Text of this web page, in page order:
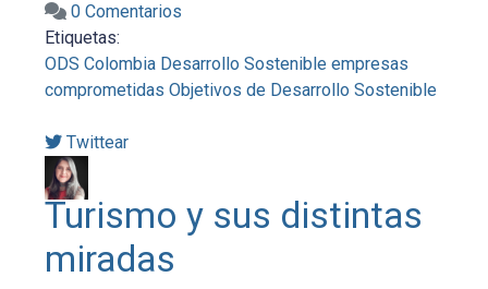
0 Comentarios
Etiquetas:
ODS Colombia Desarrollo Sostenible empresas
comprometidas Objetivos de Desarrollo Sostenible
Twittear
Turismo y sus distintas
miradas